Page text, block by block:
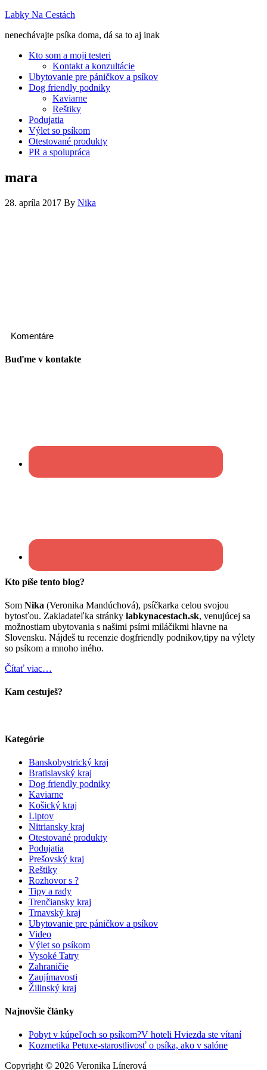
Labky Na Cestách
nenechávajte psíka doma, dá sa to aj inak
Kto som a moji testeri
Kontakt a konzultácie
Ubytovanie pre páničkov a psíkov
Dog friendly podniky
Kaviarne
Reštiky
Podujatia
Výlet so psíkom
Otestované produkty
PR a spolupráca
mara
28. apríla 2017 By Nika
Komentáre
Buďme v kontakte
Kto píše tento blog?
Som Nika (Veronika Mandúchová), psíčkarka celou svojou
bytosťou. Zakladateľka stránky labkynacestach.sk, venujúcej sa
možnostiam ubytovania s našimi psími miláčikmi hlavne na
Slovensku. Nájdeš tu recenzie dogfriendly podnikov,tipy na výlety
so psíkom a mnoho iného.
Čítať viac…
Kam cestuješ?
Kategórie
Banskobystrický kraj
Bratislavský kraj
Dog friendly podniky
Kaviarne
Košický kraj
Liptov
Nitriansky kraj
Otestované produkty
Podujatia
Prešovský kraj
Reštiky
Rozhovor s ?
Tipy a rady
Trenčiansky kraj
Trnavský kraj
Ubytovanie pre páničkov a psíkov
Video
Výlet so psíkom
Vysoké Tatry
Zahraničie
Zaujímavosti
Žilinský kraj
Najnovšie články
Pobyt v kúpeľoch so psíkom?V hoteli Hviezda ste vítaní
Kozmetika Petuxe-starostlivosť o psíka, ako v salóne
Copyright © 2026 Veronika Línerová